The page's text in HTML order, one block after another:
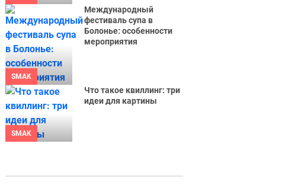
SMAK
Международный
фестиваль супа в
Болонье: особенности
мероприятия
SMAK
Что такое квиллинг: три
идеи для картины